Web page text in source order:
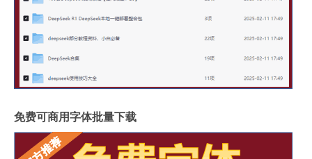
免费可商用字体批量下载